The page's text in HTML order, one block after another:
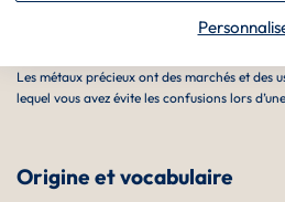
Les métaux précieux ont des marchés et des
lequel vous avez évite les confusions lors
Origine et vocabulaire